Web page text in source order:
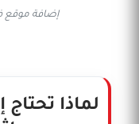
إضافة موقع
لماذا